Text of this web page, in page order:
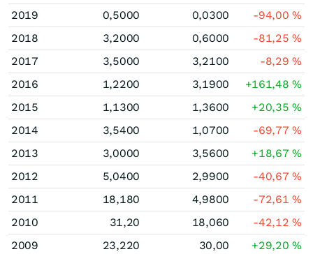
2019
0,5000 0,0300 -94,00%
2018
3,2000 0,6000 -81,25%
2017
3,5000 3,2100 -8,29%
2016
1,2200 3,1900 +161,48%
2015
1,1300 1,3600 +20,35%
2014
3,5400 1,0700 -69,77%
2013
3,0000 3,5600 +18,67%
2012
5,0400 2,9900 -40,67%
2011
18,180 4,9800 -72,61%
2010
31,20 18,060 -42,12%
2009
23,220 30,00 +29,20%